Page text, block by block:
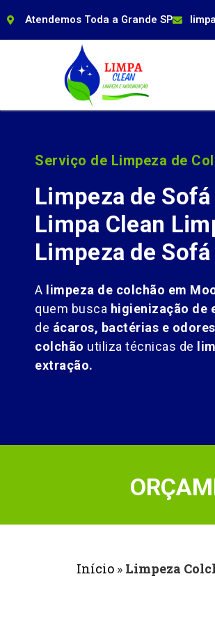
Atendemos Toda a Grande SP
Serviço de Limpeza de
Limpeza de
Limpa Clean
Limpeza de
A limpeza de colchão em
quem busca higienização de
de ácaros, bactérias e odores
colchão utiliza técnicas de
extração.
Início » Limpeza